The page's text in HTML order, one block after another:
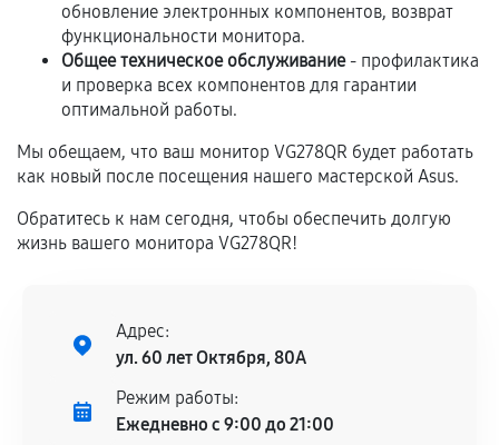
Гарантия на выполненные работы может
сохраняться полностью или частично, если
соблюдены следующие условия:
Предоставленные детали подходят по
техническим параметрам и не имеют внешних
дефектов.
Установка была выполнена нашим сервисным
центром.
При этом гарантия на сами комплектующие
сервисный центр ответственности не несет.
обновление электронных компонентов, возврат
функциональности монитора.
Общее техническое обслуживание- профилактика
и проверка всех компонентов для гарантии
оптимальной работы.
Мы обещаем, что ваш монитор VG278QR будет работать
как новый после посещения нашего мастерской Asus.
Обратитесь к нам сегодня, чтобы обеспечить долгую
жизнь вашего монитора VG278QR!
Адрес:
ул. 60 лет Октября, 80А
Режим работы:
Ежедневно с 9:00 до 21:00